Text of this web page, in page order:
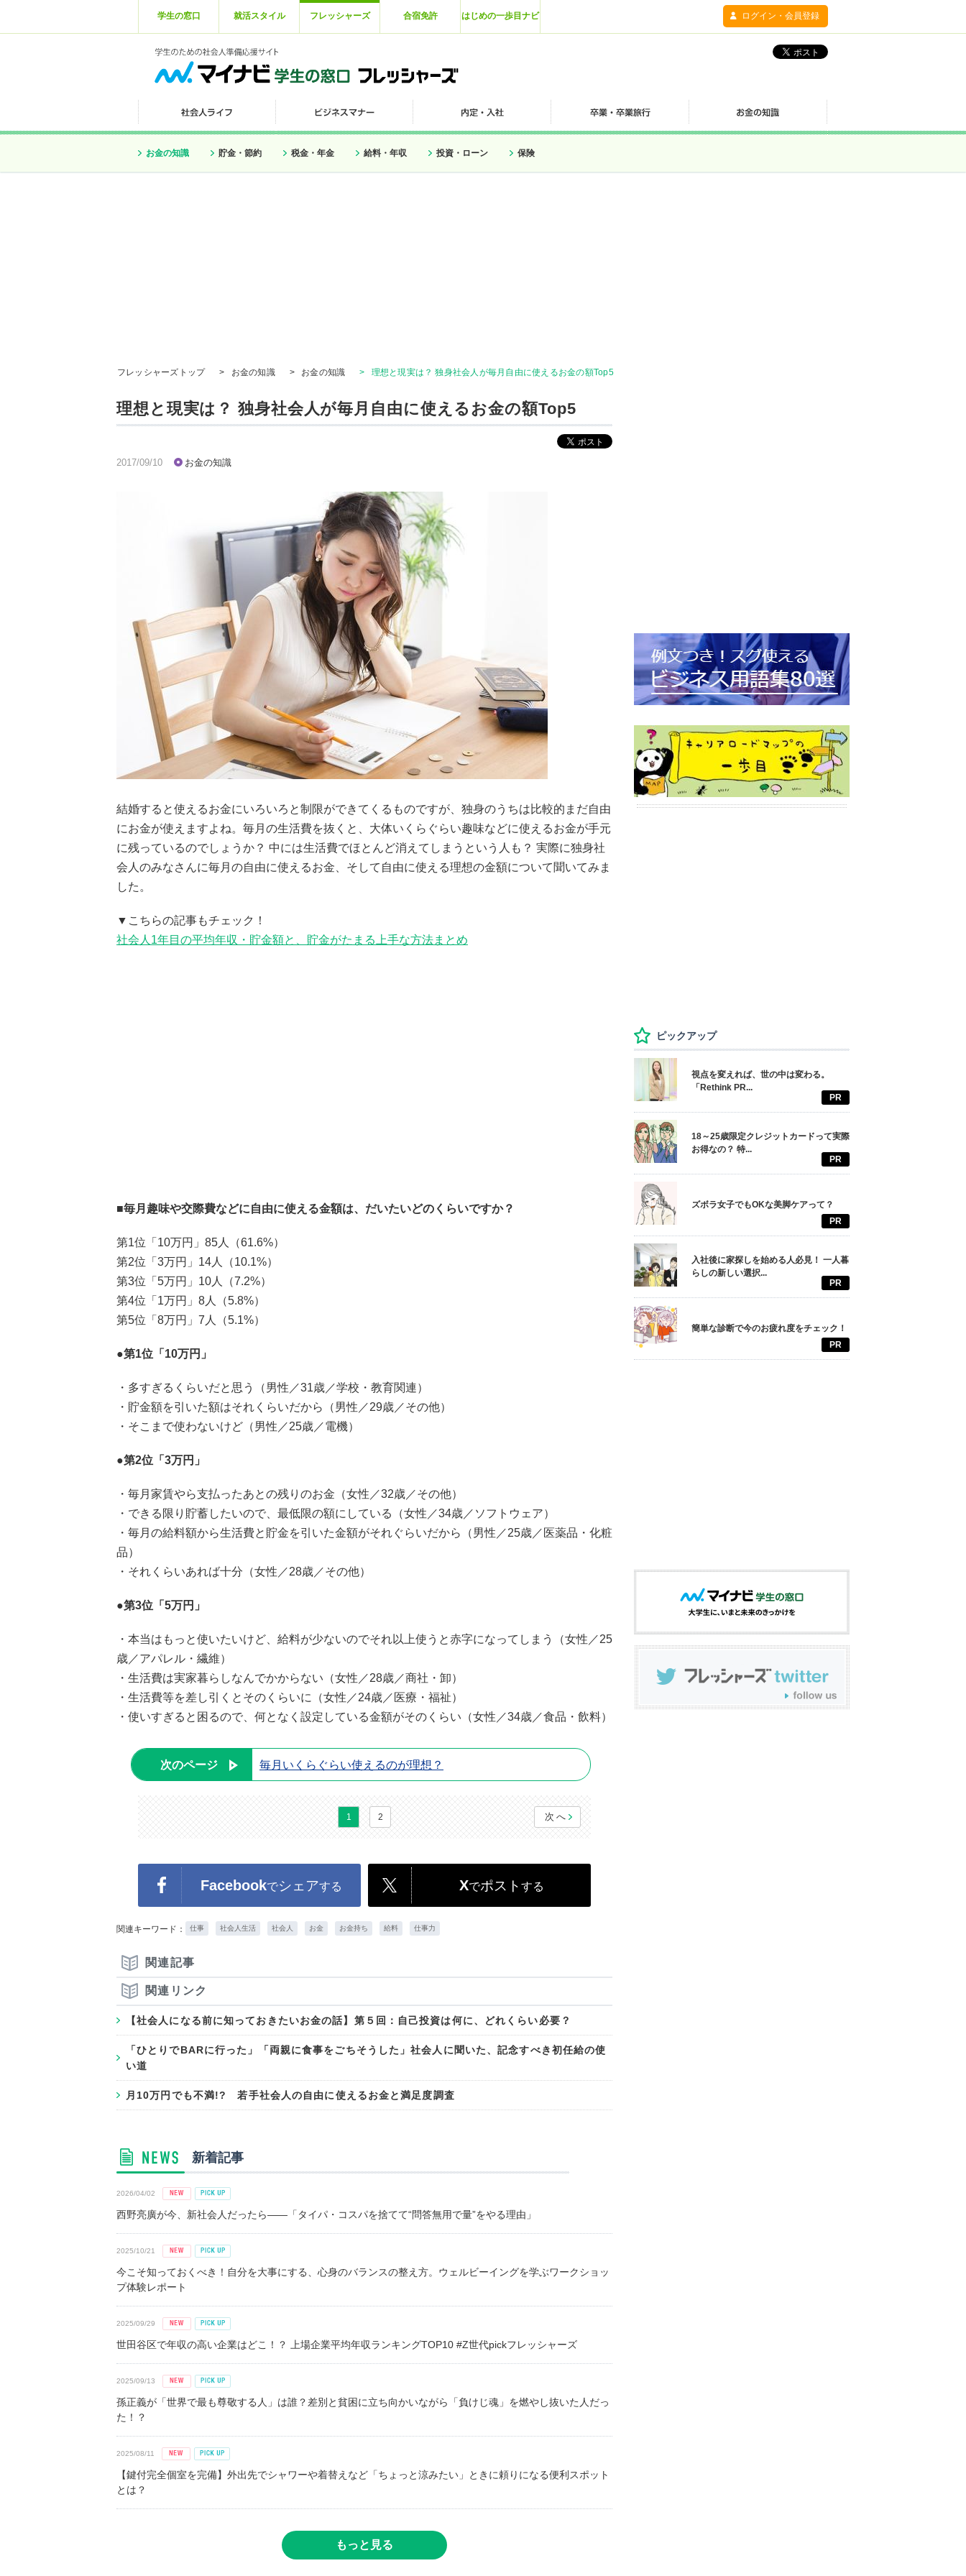
学生の窓口 就活スタイル フレッシャーズ 合宿免許 はじめの一歩目ナビ ログイン・会員登録
お金の知識 貯金・節約 税金・年金 給料・年収 投資・ローン 保険
フレッシャーズトップ > お金の知識 > お金の知識 > ​理想と現実は？ 独身社会人が毎月自由に使えるお金の額Top5
​理想と現実は？ 独身社会人が毎月自由に使えるお金の額Top5
2017/09/10 お金の知識
結婚すると使えるお金にいろいろと制限ができてくるものですが、独身のうちは比較的まだ自由
にお金が使えますよね。毎月の生活費を抜くと、大体いくらぐらい趣味などに使えるお金が手元
に残っているのでしょうか？ 中には生活費でほとんど消えてしまうという人も？ 実際に独身社
会人のみなさんに毎月の自由に使えるお金、そして自由に使える理想の金額について聞いてみま
した。
▼こちらの記事もチェック！
社会人1年目の平均年収・貯金額と、貯金がたまる上手な方法まとめ
■毎月趣味や交際費などに自由に使える金額は、だいたいどのくらいですか？
第1位「10万円」85人（61.6%）
第2位「3万円」14人（10.1%）
第3位「5万円」10人（7.2%）
第4位「1万円」8人（5.8%）
第5位「8万円」7人（5.1%）
●第1位「10万円」
・多すぎるくらいだと思う（男性／31歳／学校・教育関連）
・貯金額を引いた額はそれくらいだから（男性／29歳／その他）
・そこまで使わないけど（男性／25歳／電機）
●第2位「3万円」
・毎月家賃やら支払ったあとの残りのお金（女性／32歳／その他）
・できる限り貯蓄したいので、最低限の額にしている（女性／34歳／ソフトウェア）
・毎月の給料額から生活費と貯金を引いた金額がそれぐらいだから（男性／25歳／医薬品・化粧
品）
・それくらいあれば十分（女性／28歳／その他）
●第3位「5万円」
・本当はもっと使いたいけど、給料が少ないのでそれ以上使うと赤字になってしまう（女性／25
歳／アパレル・繊維）
・生活費は実家暮らしなんでかからない（女性／28歳／商社・卸）
・生活費等を差し引くとそのくらいに（女性／24歳／医療・福祉）
・使いすぎると困るので、何となく設定している金額がそのくらい（女性／34歳／食品・飲料）
次のページ 毎月いくらぐらい使えるのが理想？
1 2 次へ
Facebookでシェアする Xでポスト する
関連キーワード： 仕事 社会人生活 社会人 お金 お金持ち 給料 仕事力
関連記事
関連リンク
【社会人になる前に知っておきたいお金の話】第５回：自己投資は何に、どれくらい必要？
「ひとりでBARに行った」「両親に食事をごちそうした」社会人に聞いた、記念すべき初任給の使
い道
月10万円でも不満!? 若手社会人の自由に使えるお金と満足度調査
新着記事
2026/04/02
西野亮廣が今、新社会人だったら――「タイパ・コスパを捨てて“問答無用で量”をやる理由」
2025/10/21
今こそ知っておくべき！自分を大事にする、心身のバランスの整え方。ウェルビーイングを学ぶワークショッ
プ体験レポート
2025/09/29
世田谷区で年収の高い企業はどこ！？ 上場企業平均年収ランキングTOP10 #Z世代pickフレッシャーズ
2025/09/13
孫正義が「世界で最も尊敬する人」は誰？差別と貧困に立ち向かいながら「負けじ魂」を燃やし抜いた人だっ
た！？
2025/08/11
【鍵付完全個室を完備】外出先でシャワーや着替えなど「ちょっと涼みたい」ときに頼りになる便利スポット
とは？
もっと見る
ピックアップ
視点を変えれば、世の中は変わる。
「Rethink PR...
PR
18～25歳限定クレジットカードって実際
お得なの？ 特...
PR
ズボラ女子でもOKな美脚ケアって？
PR
入社後に家探しを始める人必見！ 一人暮
らしの新しい選択...
PR
簡単な診断で今のお疲れ度をチェック！
PR